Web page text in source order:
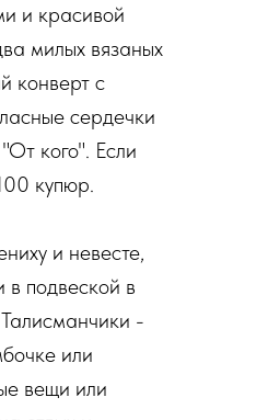
и красивой
милых вязаных
конверт с
сердечки
кого". Если
купюр.
и невесте,
в подвеской в
-
или
вещи или